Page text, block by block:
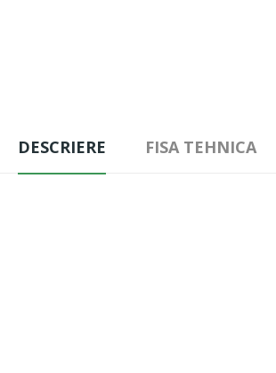
DESCRIERE FISA TEHNICA